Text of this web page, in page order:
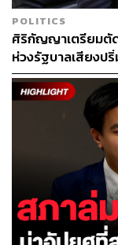
POLITICS
ศิริกัญญาเตรียมตั
ห่วงรัฐบาลเสียงป